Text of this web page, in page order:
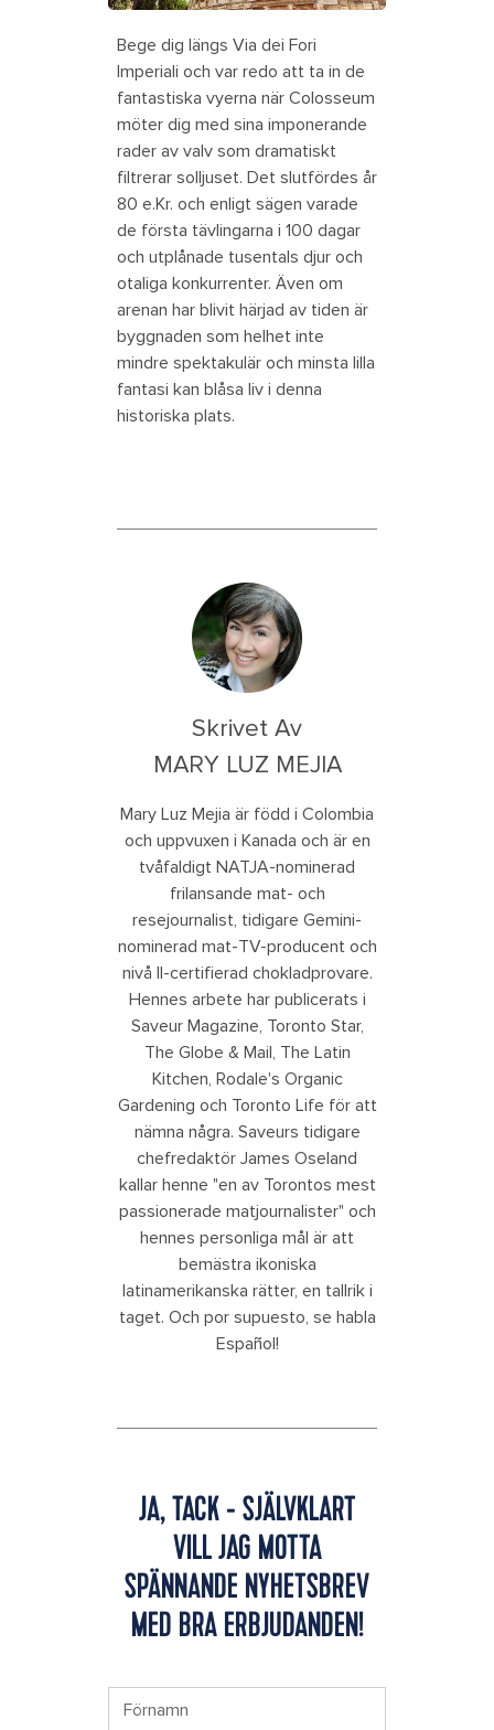
Bege dig längs Via dei Fori
Imperiali och var redo att ta in de
fantastiska vyerna när Colosseum
möter dig med sina imponerande
rader av valv som dramatiskt
filtrerar solljuset. Det slutfördes år
80 e.Kr. och enligt sägen varade
de första tävlingarna i 100 dagar
och utplånade tusentals djur och
otaliga konkurrenter. Även om
arenan har blivit härjad av tiden är
byggnaden som helhet inte
mindre spektakulär och minsta lilla
fantasi kan blåsa liv i denna
historiska plats.
Skrivet Av
MARY LUZ MEJIA
Mary Luz Mejia är född i Colombia
och uppvuxen i Kanada och är en
tvåfaldigt NATJA-nominerad
frilansande mat- och
resejournalist, tidigare Gemini-
nominerad mat-TV-producent och
nivå II-certifierad chokladprovare.
Hennes arbete har publicerats i
Saveur Magazine, Toronto Star,
The Globe & Mail, The Latin
Kitchen, Rodale's Organic
Gardening och Toronto Life för att
nämna några. Saveurs tidigare
chefredaktör James Oseland
kallar henne "en av Torontos mest
passionerade matjournalister" och
hennes personliga mål är att
bemästra ikoniska
latinamerikanska rätter, en tallrik i
taget. Och por supuesto, se habla
Español!
JA, TACK - SJÄLVKLART
VILL JAG MOTTA
SPÄNNANDE NYHETSBREV
MED BRA ERBJUDANDEN!